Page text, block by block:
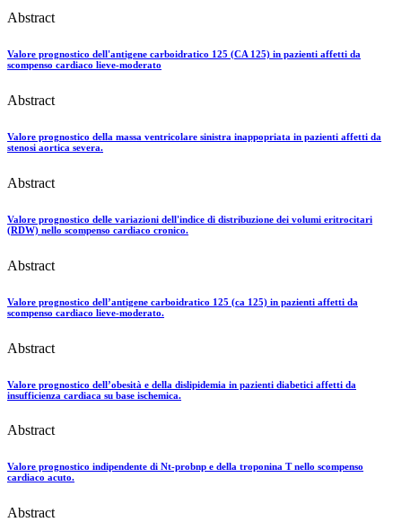
Abstract
Valore prognostico dell'antigene carboidratico 125 (CA 125) in pazienti affetti da
scompenso cardiaco lieve-moderato
Abstract
Valore prognostico della massa ventricolare sinistra inappopriata in pazienti affetti da
stenosi aortica severa.
Abstract
Valore prognostico delle variazioni dell'indice di distribuzione dei volumi eritrocitari
(RDW) nello scompenso cardiaco cronico.
Abstract
Valore prognostico dell’antigene carboidratico 125 (ca 125) in pazienti affetti da
scompenso cardiaco lieve-moderato.
Abstract
Valore prognostico dell’obesità e della dislipidemia in pazienti diabetici affetti da
insufficienza cardiaca su base ischemica.
Abstract
Valore prognostico indipendente di Nt-probnp e della troponina T nello scompenso
cardiaco acuto.
Abstract